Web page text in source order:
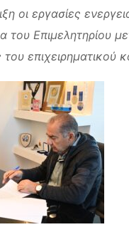
οι εργασίες
Επιμελητηρίου
επιχειρηματικού